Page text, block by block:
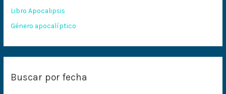
:Libro Apocalipsis
Género apocalíptico
Buscar por fecha